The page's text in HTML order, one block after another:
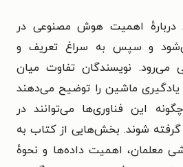
دربارهٔ اهمیت هوش مصنوعی در
و سپس به سراغ تعریف و
نویسندگان تفاوت میان
ماشین را توضیح می‌دهند
این فناوری‌ها می‌توانند در
شوند. بخش‌هایی از کتاب به
معلمان، اهمیت داده‌ها و نحوهٔ